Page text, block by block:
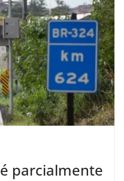
parcialmente